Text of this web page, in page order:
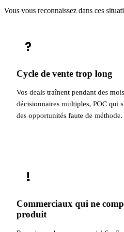
Vous vous reconnaissez dans ces
?
Cycle de vente trop long
Vos deals traînent pendant des
décisionnaires multiples, POC qui
des opportunités faute de méthode.
!
Commerciaux qui ne
produit